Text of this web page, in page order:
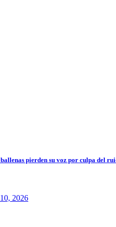
pierden su voz por culpa del
2026